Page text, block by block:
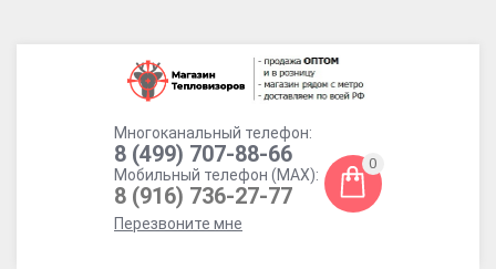
Многоканальный телефон:
8 (499) 707-88-66
Мобильный телефон (MAX):
8 (916) 736-27-77
Перезвоните мне
0